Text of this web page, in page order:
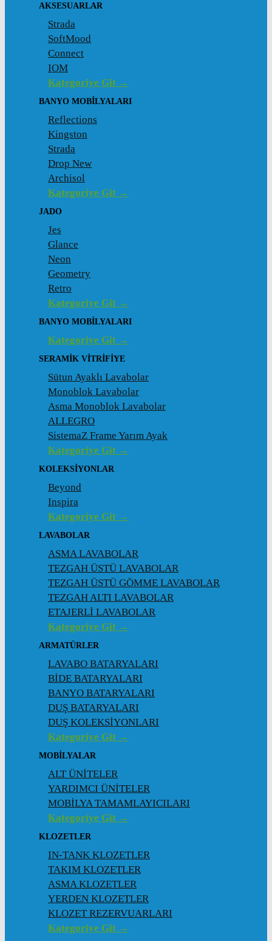
AKSESUARLAR
Strada
SoftMood
Connect
IOM
Kategoriye Git →
BANYO MOBILYALARI
Reflections
Kingston
Strada
Drop New
Archisol
Kategoriye Git →
JADO
Jes
Glance
Neon
Geometry
Retro
Kategoriye Git →
BANYO MOBILYALARI
Kategoriye Git →
SERAMIK VITRIFIYE
Sütun Ayaklı Lavabolar
Monoblok Lavabolar
Asma Monoblok Lavabolar
ALLEGRO
SistemaZ Frame Yarım Ayak
Kategoriye Git →
KOLEKSİYONLAR
Beyond
Inspira
Kategoriye Git →
LAVABOLAR
ASMA LAVABOLAR
TEZGAH ÜSTÜ LAVABOLAR
TEZGAH ÜSTÜ GÖMME LAVABOLAR
TEZGAH ALTI LAVABOLAR
ETAJERLİ LAVABOLAR
Kategoriye Git →
ARMATÜRLER
LAVABO BATARYALARI
BİDE BATARYALARI
BANYO BATARYALARI
DUŞ BATARYALARI
DUŞ KOLEKSİYONLARI
Kategoriye Git →
MOBİLYALAR
ALT ÜNİTELER
YARDIMCI ÜNİTELER
MOBİLYA TAMAMLAYICILARI
Kategoriye Git →
KLOZETLER
IN-TANK KLOZETLER
TAKIM KLOZETLER
ASMA KLOZETLER
YERDEN KLOZETLER
KLOZET REZERVUARLARI
Kategoriye Git →